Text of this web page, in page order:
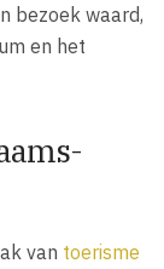
bezoek waard,
en het
van toerisme